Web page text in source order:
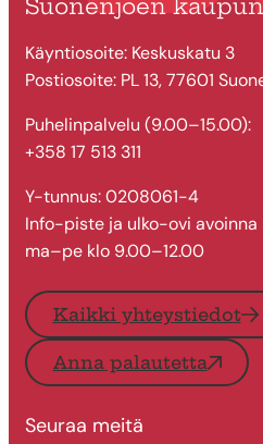
Suonenjoen
Käyntiosoite: Keskuskatu 3
Postiosoite: PL 13, 77601
Puhelinpalvelu (9.00–15.00):
+358 17 513 311
Y-tunnus: 0208061-4
Info-piste ja ulko-ovi avoinna
ma–pe klo 9.00–12.00
Kaikki yhteystiedot
Anna palautetta
Seuraa meitä